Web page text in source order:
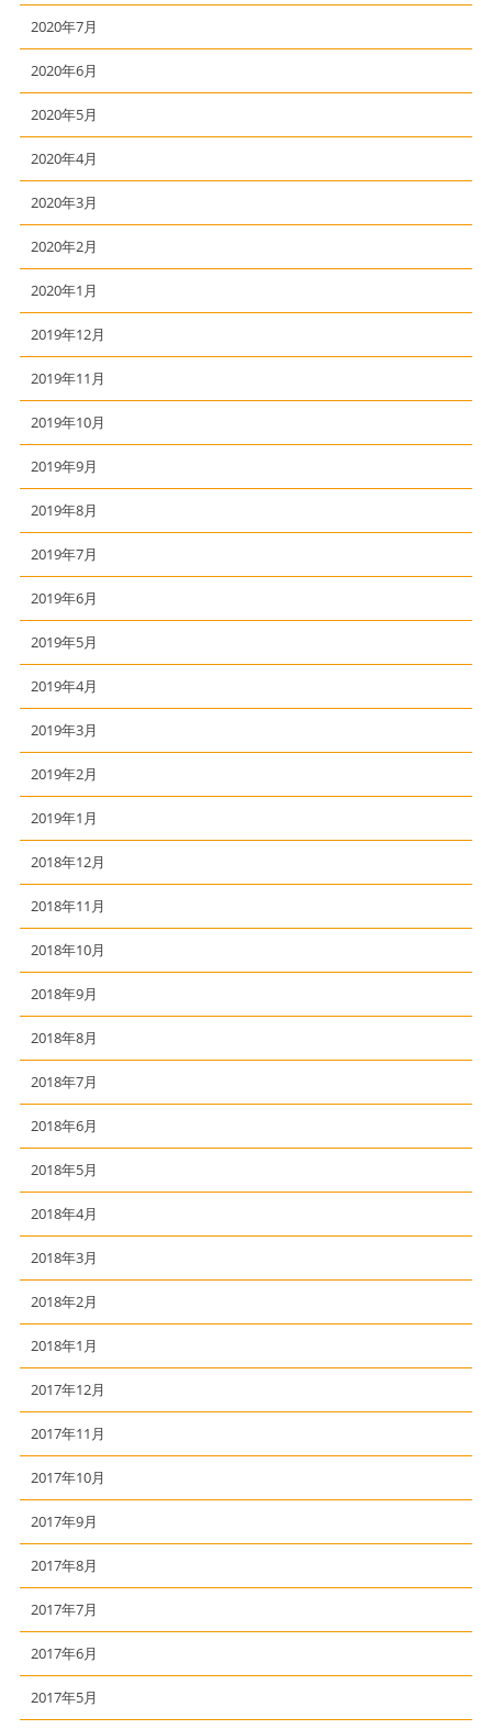
2020年7月
2020年6月
2020年5月
2020年4月
2020年3月
2020年2月
2020年1月
2019年12月
2019年11月
2019年10月
2019年9月
2019年8月
2019年7月
2019年6月
2019年5月
2019年4月
2019年3月
2019年2月
2019年1月
2018年12月
2018年11月
2018年10月
2018年9月
2018年8月
2018年7月
2018年6月
2018年5月
2018年4月
2018年3月
2018年2月
2018年1月
2017年12月
2017年11月
2017年10月
2017年9月
2017年8月
2017年7月
2017年6月
2017年5月